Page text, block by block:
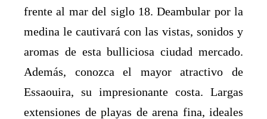
frente al mar del siglo 18. Deambular por la
medina le cautivará con las vistas, sonidos y
aromas de esta bulliciosa ciudad mercado.
Además, conozca el mayor atractivo de
Essaouira, su impresionante costa. Largas
extensiones de playas de arena fina, ideales